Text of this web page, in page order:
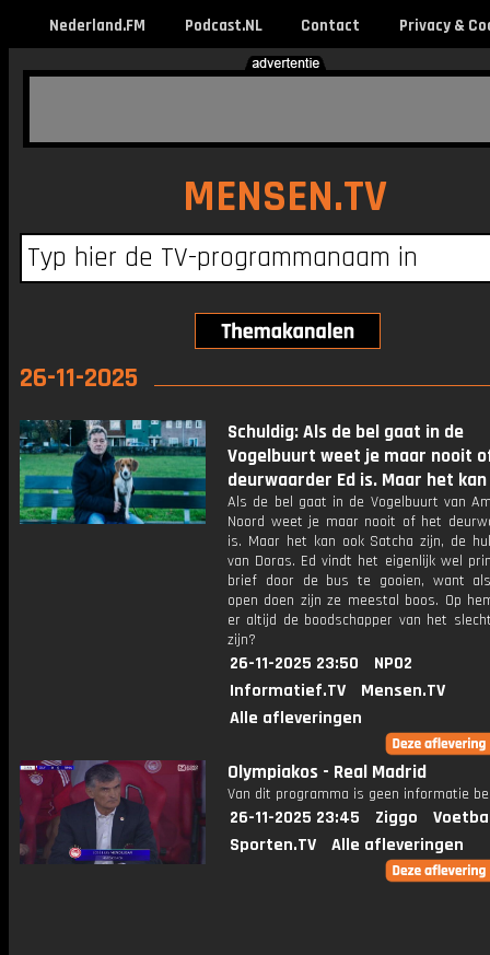
Nederland.FM Podcast.NL Contact Privacy &
MENSEN.TV
26-11-2025
Schuldig: Als de bel gaat in de
Vogelbuurt weet je maar nooit
deurwaarder Ed is. Maar het kan
Als de bel gaat in de Vogelbuurt van
Noord weet je maar nooit of het
is. Maar het kan ook Satcha zijn, de
van Doras. Ed vindt het eigenlijk wel
brief door de bus te gooien, want
open doen zijn ze meestal boos. Op
er altijd de boodschapper van het
zijn?
26-11-2025 23:50
NPO2
Informatief.TV
Mensen.TV
Alle afleveringen
Olympiakos - Real Madrid
Van dit programma is geen informatie
26-11-2025 23:45 Ziggo
Sporten.TV
Alle afleveringen